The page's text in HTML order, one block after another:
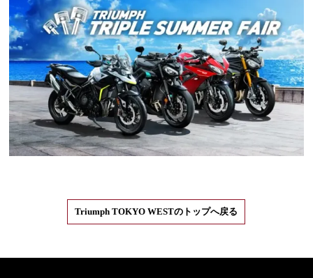
Triumph TOKYO WESTのトップへ戻る